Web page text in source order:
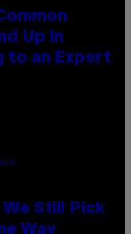
Up in
to an Expert
We Still Pick
Way